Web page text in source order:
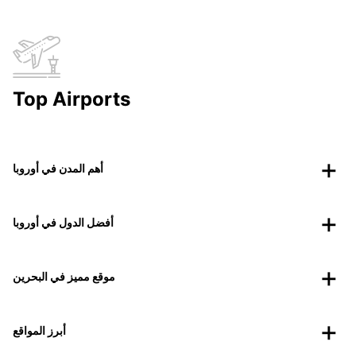
Top Airports
أهم المدن في أوروبا
أفضل الدول في أوروبا
موقع مميز في البحرين
أبرز المواقع